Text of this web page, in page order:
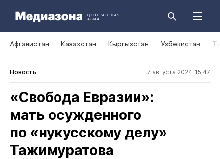
Афганистан Казахстан Кыргызстан Узбекистан
Новость 7 августа 2024, 15:47
«Свобода Евразии»:
мать осужденного
по «нукусскому делу»
Тажимуратова